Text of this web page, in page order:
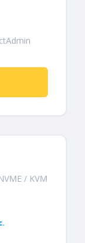
/ KVM